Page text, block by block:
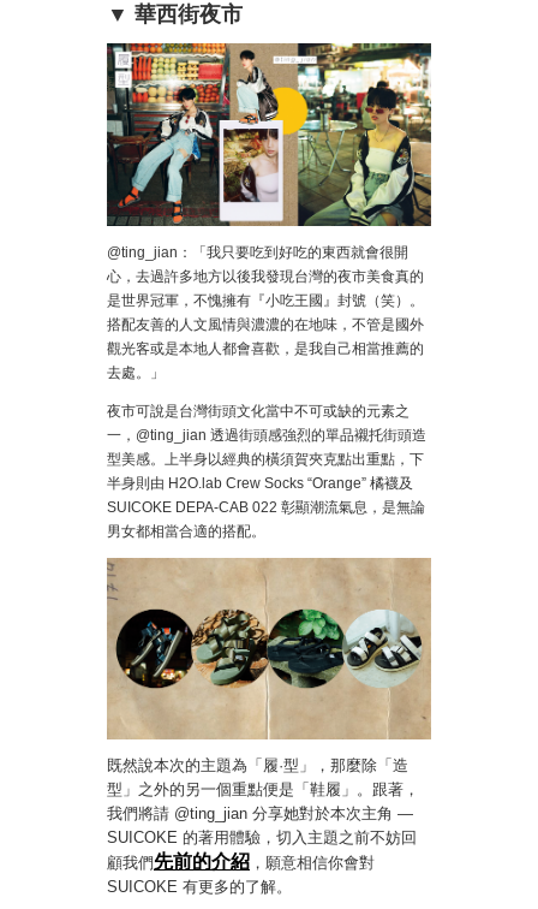
▼ 華西街夜市
@ting_jian：「我只要吃到好吃的東西就會很開
心，去過許多地方以後我發現台灣的夜市美食真的
是世界冠軍，不愧擁有『小吃王國』封號（笑）。
搭配友善的人文風情與濃濃的在地味，不管是國外
觀光客或是本地人都會喜歡，是我自己相當推薦的
去處。」
夜市可說是台灣街頭文化當中不可或缺的元素之
一，@ting_jian 透過街頭感強烈的單品襯托街頭造
型美感。上半身以經典的橫須賀夾克點出重點，下
半身則由 H2O.lab Crew Socks “Orange” 橘襪及
SUICOKE DEPA-CAB 022 彰顯潮流氣息，是無論
男女都相當合適的搭配。
既然說本次的主題為「履·型」，那麼除「造
型」之外的另一個重點便是「鞋履」。跟著，
我們將請 @ting_jian 分享她對於本次主角 —
SUICOKE 的著用體驗，切入主題之前不妨回
顧我們先前的介紹 ，願意相信你會對
SUICOKE 有更多的了解。